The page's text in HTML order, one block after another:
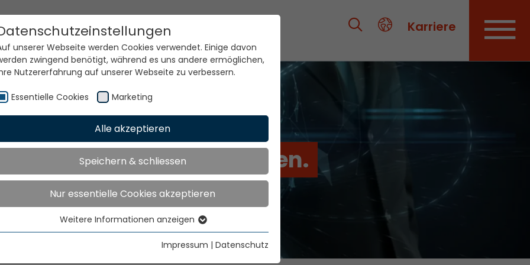
Karriere
Unsere Technologien.
unserer Webseite werden Cookies verwendet. Einige davon
zwingend benötigt, während es uns andere ermöglichen,
Nutzererfahrung auf unserer Webseite zu verbessern.
Essentielle Cookies Marketing
Alle akzeptieren
Speichern & schliessen
Nur essentielle Cookies akzeptieren
Essentielle Cookies
Essentielle Cookies werden für grundlegende Funktionen der
Webseite benötigt. Dadurch ist gewährleistet, dass die
Weitere Informationen anzeigen
Impressum | Datenschutz